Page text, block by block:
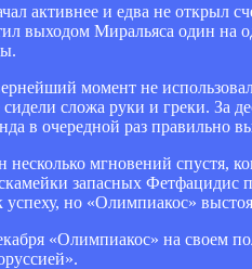
активнее и едва не открыл
выходом Миральяса один
момент не
сидели сложа руки и греки.
в очередной раз правильно
несколько мгновений спустя,
запасных Фетфацидис
успеху, но «Олимпиакос»
«Олимпиакос» на своем